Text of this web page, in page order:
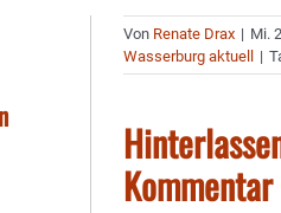
Von Renate Drax | Mi.
Wasserburg aktuell
|
Kommentar